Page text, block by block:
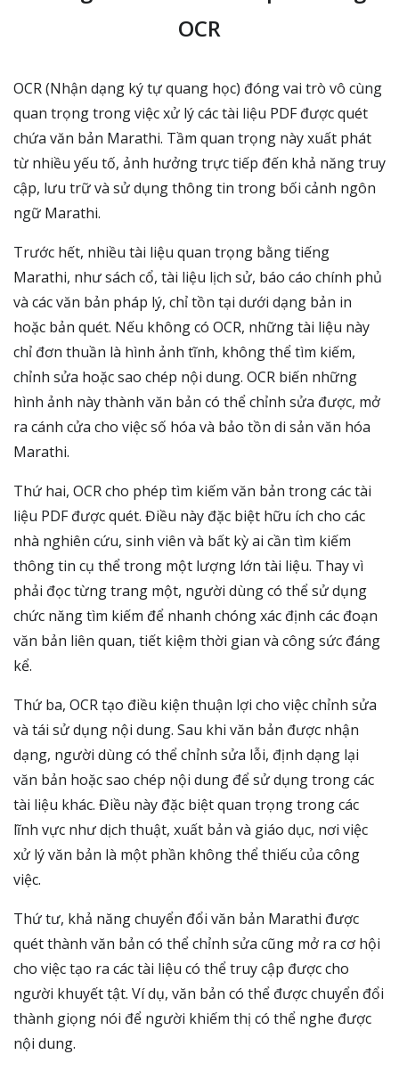
OCR
OCR (Nhận dạng ký tự quang học) đóng vai trò vô cùng
quan trọng trong việc xử lý các tài liệu PDF được quét
chứa văn bản Marathi. Tầm quan trọng này xuất phát
từ nhiều yếu tố, ảnh hưởng trực tiếp đến khả năng truy
cập, lưu trữ và sử dụng thông tin trong bối cảnh ngôn
ngữ Marathi.
Trước hết, nhiều tài liệu quan trọng bằng tiếng
Marathi, như sách cổ, tài liệu lịch sử, báo cáo chính phủ
và các văn bản pháp lý, chỉ tồn tại dưới dạng bản in
hoặc bản quét. Nếu không có OCR, những tài liệu này
chỉ đơn thuần là hình ảnh tĩnh, không thể tìm kiếm,
chỉnh sửa hoặc sao chép nội dung. OCR biến những
hình ảnh này thành văn bản có thể chỉnh sửa được, mở
ra cánh cửa cho việc số hóa và bảo tồn di sản văn hóa
Marathi.
Thứ hai, OCR cho phép tìm kiếm văn bản trong các tài
liệu PDF được quét. Điều này đặc biệt hữu ích cho các
nhà nghiên cứu, sinh viên và bất kỳ ai cần tìm kiếm
thông tin cụ thể trong một lượng lớn tài liệu. Thay vì
phải đọc từng trang một, người dùng có thể sử dụng
chức năng tìm kiếm để nhanh chóng xác định các đoạn
văn bản liên quan, tiết kiệm thời gian và công sức đáng
kể.
Thứ ba, OCR tạo điều kiện thuận lợi cho việc chỉnh sửa
và tái sử dụng nội dung. Sau khi văn bản được nhận
dạng, người dùng có thể chỉnh sửa lỗi, định dạng lại
văn bản hoặc sao chép nội dung để sử dụng trong các
tài liệu khác. Điều này đặc biệt quan trọng trong các
lĩnh vực như dịch thuật, xuất bản và giáo dục, nơi việc
xử lý văn bản là một phần không thể thiếu của công
việc.
Thứ tư, khả năng chuyển đổi văn bản Marathi được
quét thành văn bản có thể chỉnh sửa cũng mở ra cơ hội
cho việc tạo ra các tài liệu có thể truy cập được cho
người khuyết tật. Ví dụ, văn bản có thể được chuyển đổi
thành giọng nói để người khiếm thị có thể nghe được
nội dung.